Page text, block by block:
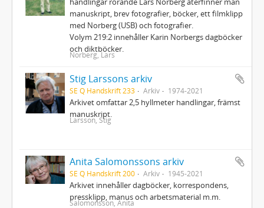
manuskript, brev fotografier, böcker, ett filmklipp
med Norberg (USB) och fotografier.
Volym 219:2 innehåller Karin Norbergs dagböcker
och diktböcker.
Norberg, Lars
Stig Larssons arkiv
SE Q Handskrift 233 Arkiv 1974-2021
Arkivet omfattar 2,5 hyllmeter handlingar, främst
manuskript.
Larsson, Stig
Anita Salomonssons arkiv
SE Q Handskrift 200 Arkiv 1945-2021
Arkivet innehåller dagböcker, korrespondens,
pressklipp, manus och arbetsmaterial m.m.
Salomonsson, Anita